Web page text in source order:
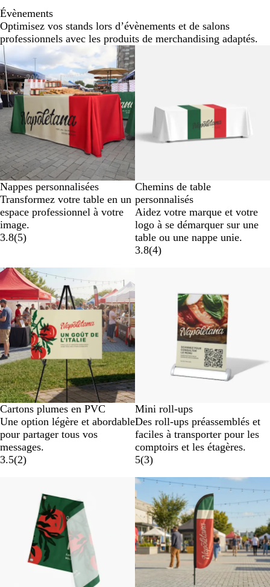
Évènements
Optimisez vos stands lors d’évènements et de salons
professionnels avec les produits de merchandising adaptés.
Nouvelles options
Nappes personnalisées
Transformez votre table en un
espace professionnel à votre
image.
3.8(5)
Chemins de table
personnalisés
Aidez votre marque et votre
logo à se démarquer sur une
table ou une nappe unie.
3.8(4)
Nouvelles options
Cartons plumes en PVC
Une option légère et abordable
pour partager tous vos
messages.
3.5(2)
Mini roll-ups
Des roll-ups préassemblés et
faciles à transporter pour les
comptoirs et les étagères.
5(3)
Prix liste réduit